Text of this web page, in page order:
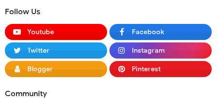
Follow Us
Youtube Facebook
Twitter Instagram
Blogger Pinterest
Community